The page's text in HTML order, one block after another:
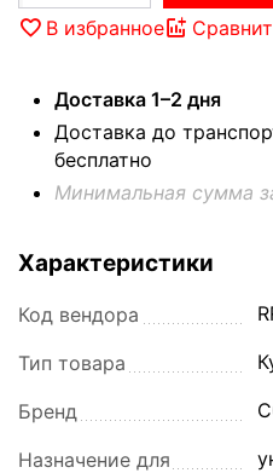
В избранное
Доставка 1–2 дня
Доставка до
бесплатно
Минимальная сумма
Характеристики
Код вендора
Тип товара
Бренд
Назначение для